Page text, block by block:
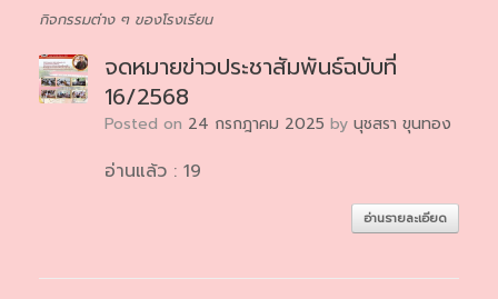
กิจกรรมต่าง ๆ ของโรงเรียน
จดหมายข่าวประชาสัมพันธ์ฉบับที่
16/2568
Posted on 24 กรกฎาคม 2025 by นุชสรา ขุนทอง
อ่านแล้ว : 19
อ่านรายละเอียด